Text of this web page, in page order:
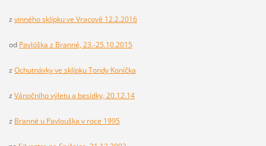
z vinného sklípku ve Vracově 12.2.2016
od Pavlóška z Branné, 23.-25.10.2015
z Ochutnávky ve sklípku Tondy Koníčka
z Vánočního výletu a besídky, 20.12.14
z Branné u Pavlouška v roce 1995